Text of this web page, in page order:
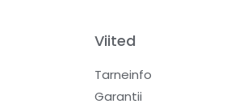
Viited
Tarneinfo
Garantii